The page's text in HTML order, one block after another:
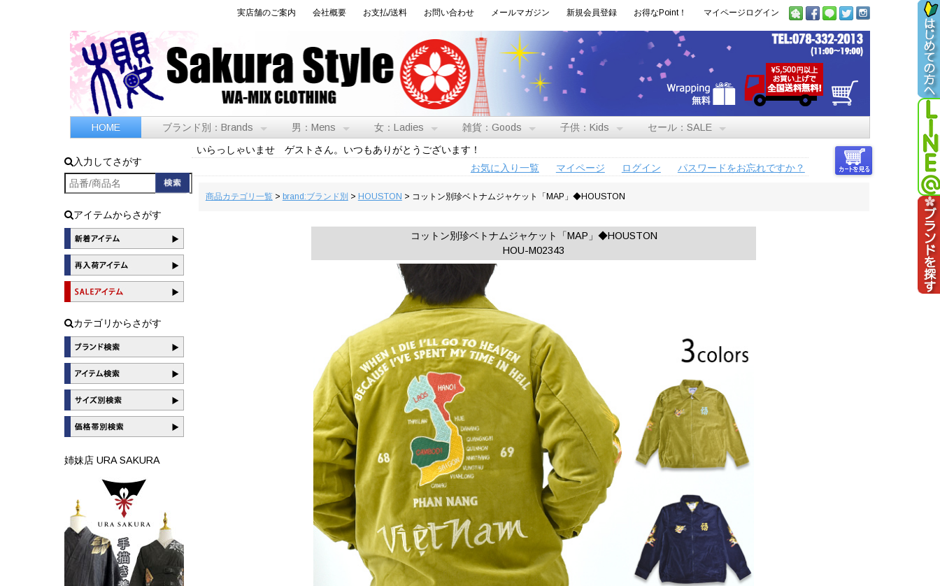
実店舗のご案内 会社概要 お支払/送料 お問い合わせ メールマガジン 新規会員登録 お得なPoint！ マイページログイン
HOME ブランド別：Brands 男：Mens 女：Ladies 雑貨：Goods 子供：Kids セール：SALE
入力してさがす
アイテムからさがす
カテゴリからさがす
姉妹店 URA SAKURA
いらっしゃいませ ゲストさん。いつもありがとうございます！
お気に入り一覧
マイページ ログイン パスワードをお忘れですか？
商品カテゴリ一覧> brand:ブランド別 > HOUSTON > コットン別珍ベトナムジャケット「MAP」◆HOUSTON
コットン別珍ベトナムジャケット「MAP」◆HOUSTON
HOU-M02343